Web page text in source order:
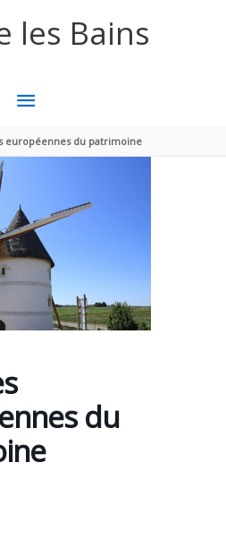
les Bains
MENU
PRINCIPAL
européennes du patrimoine
du